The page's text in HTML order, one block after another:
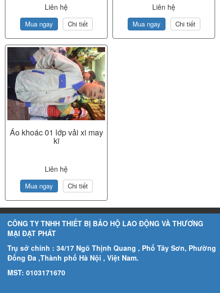
Liên hệ
Mua ngay Chi tiết
Liên hệ
Mua ngay Chi tiết
Áo khoác 01 lớp vải xi may
kĩ
Liên hệ
Mua ngay Chi tiết
CÔNG TY TNHH THIẾT BỊ BẢO HỘ LAO ĐỘNG VÀ THƯƠNG
MẠI ĐẠT PHÁT
Trụ sở chính : 34/17 Ngõ Thịnh Quang , Phố Tây Sơn, Phường
Đống Đa ,Thành phố Hà Nội , Việt Nam.
MST: 0103171670